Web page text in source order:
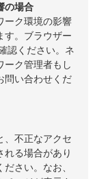
の場合
ーク環境の影響
す。ブラウザー
認ください。ネ
ーク管理者もし
問い合わせくだ
、不正なアクセ
れる場合があり
さい。なお、